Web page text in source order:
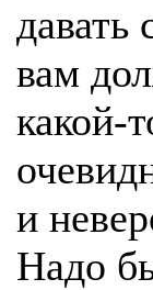
вам
какой-
и
Надо